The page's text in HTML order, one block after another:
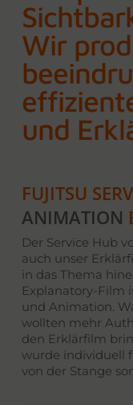
Wir
und
FUJITSU
ANIMATION
Der Service Hub
auch unser
in das Thema
Explanatory-Film
und Animation.
wollten mehr
den Erklärfilm
wurde individuell
von der Stange